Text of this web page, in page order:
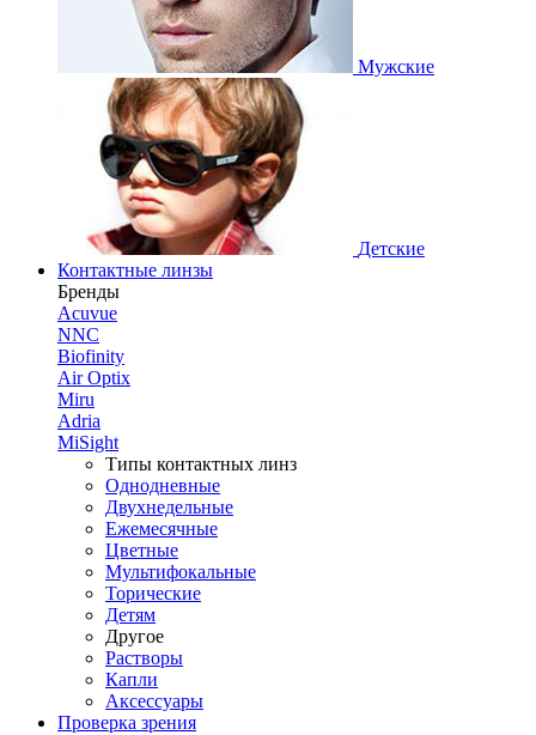
Мужские
Детские
Контактные линзы
Бренды
Acuvue
NNC
Biofinity
Air Optix
Miru
Adria
MiSight
Типы контактных линз
Однодневные
Двухнедельные
Ежемесячные
Цветные
Мультифокальные
Торические
Детям
Другое
Растворы
Капли
Аксессуары
Проверка зрения